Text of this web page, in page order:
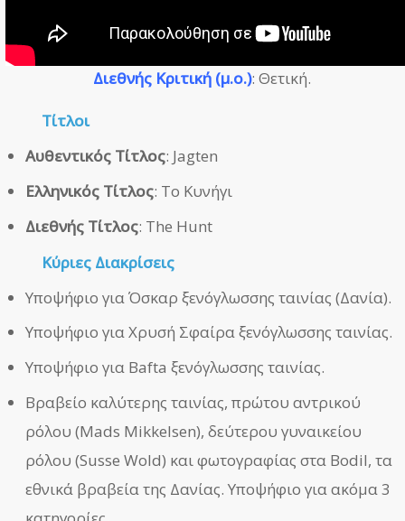
Διεθνής Κριτική (μ.ο.): Θετική.
Τίτλοι
Αυθεντικός Τίτλος: Jagten
Ελληνικός Τίτλος: Το Κυνήγι
Διεθνής Τίτλος: The Hunt
Κύριες Διακρίσεις
Υποψήφιο για Όσκαρ ξενόγλωσσης ταινίας (Δανία).
Υποψήφιο για Χρυσή Σφαίρα ξενόγλωσσης ταινίας.
Υποψήφιο για Bafta ξενόγλωσσης ταινίας.
Βραβείο καλύτερης ταινίας, πρώτου αντρικού
ρόλου (Mads Mikkelsen), δεύτερου γυναικείου
ρόλου (Susse Wold) και φωτογραφίας στα Bodil, τα
εθνικά βραβεία της Δανίας. Υποψήφιο για ακόμα 3